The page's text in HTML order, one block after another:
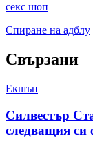
секс шоп
Спиране на адблу
Свързани
Екшън
Силвестър
следващия